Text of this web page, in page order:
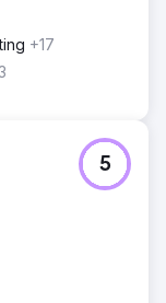
+17
5